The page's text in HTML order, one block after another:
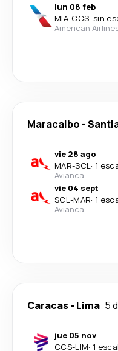
lun 08 feb
MIA-CCS· sin
American
Maracaibo -
vie 28 ago
MAR-SCL· 1
Avianca
vie 04 sept
SCL-MAR· 1
Avianca
Caracas- Lima 5
jue 05 nov
CCS-LIM· 1